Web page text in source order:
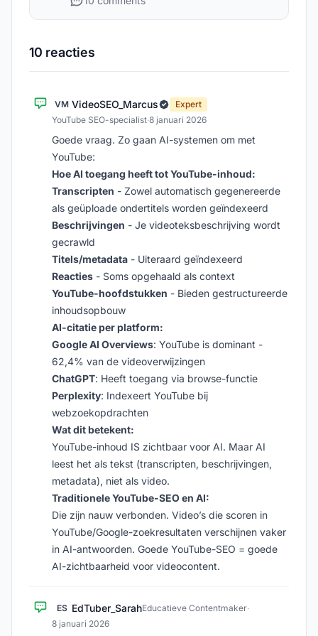
10 reacties
VM VideoSEO_Marcus
Expert
YouTube SEO-specialist·8 januari 2026
Goede vraag. Zo gaan AI-systemen om met
YouTube:
Hoe AI toegang heeft tot YouTube-inhoud:
Transcripten - Zowel automatisch gegenereerde
als geüploade ondertitels worden geïndexeerd
Beschrijvingen - Je videoteksbeschrijving wordt
gecrawld
Titels/metadata - Uiteraard geïndexeerd
Reacties - Soms opgehaald als context
YouTube-hoofdstukken - Bieden gestructureerde
inhoudsopbouw
AI-citatie per platform:
Google AI Overviews: YouTube is dominant -
62,4% van de videoverwijzingen
ChatGPT: Heeft toegang via browse-functie
Perplexity: Indexeert YouTube bij
webzoekopdrachten
Wat dit betekent:
YouTube-inhoud IS zichtbaar voor AI. Maar AI
leest het als tekst (transcripten, beschrijvingen,
metadata), niet als video.
Traditionele YouTube-SEO en AI:
Die zijn nauw verbonden. Video’s die scoren in
YouTube/Google-zoekresultaten verschijnen vaker
in AI-antwoorden. Goede YouTube-SEO = goede
AI-zichtbaarheid voor videocontent.
ES EdTuber_SarahEducatieve Contentmaker·
8 januari 2026